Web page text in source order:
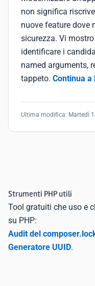
non significa
nuove feature dove
sicurezza. Vi
identificare i
named arguments,
tappeto. Continua a
Ultima modifica: Martedì
Strumenti PHP utili
Tool gratuiti che uso e
su PHP:
Audit del
Generatore UUID.